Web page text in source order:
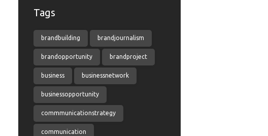
Tags
brandbuilding brandjournalism
brandopportunity brandproject
business businessnetwork
businessopportunity
commmunicationstrategy
communication